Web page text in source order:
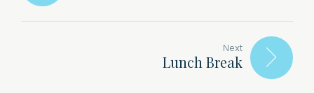
Next
Lunch Break